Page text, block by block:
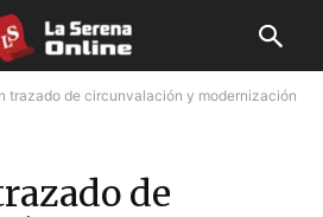
trazado de circunvalación y modernización
de